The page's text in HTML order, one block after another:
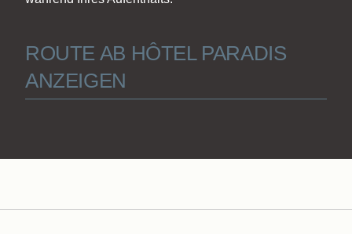
ROUTE AB HÔTEL PARADIS
ANZEIGEN